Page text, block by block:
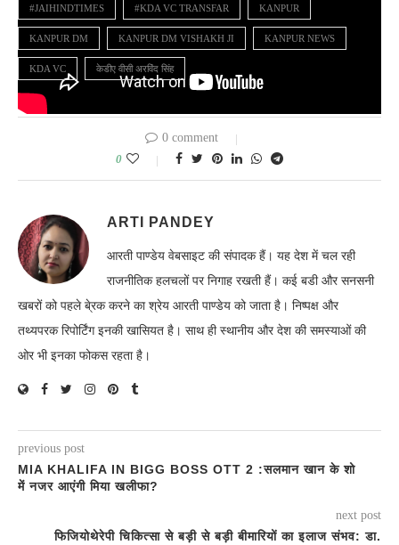
#JAIHINDTIMES #KDA VC TRANSFAR KANPUR
KANPUR DM KANPUR DM VISHAKH JI KANPUR NEWS
KDA VC केडीए वीसी अरविंद सिंह
0 comment
0
ARTI PANDEY
आरती पाण्डेय वेबसाइट की संपादक हैं। यह देश में चल रही
राजनीतिक हलचलों पर निगाह रखती हैं। कई बडी और सनसनी
खबरों को पहले बे्रक करने का श्रेय आरती पाण्डेय को जाता है। निष्पक्ष और
तथ्यपरक रिपोर्टिंग इनकी खासियत है। साथ ही स्थानीय और देश की समस्याओं की
ओर भी इनका फोकस रहता है।
previous post
MIA KHALIFA IN BIGG BOSS OTT 2 :सलमान खान के शो
में नजर आएंगी मिया खलीफा?
next post
फिजियोथेरेपी चिकित्सा से बड़ी से बड़ी बीमारियों का इलाज संभव: डा.